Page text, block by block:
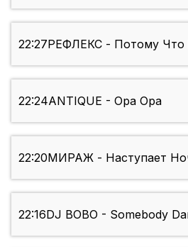
22:27РЕФЛЕКС - Потому Что
22:24ANTIQUE - Opa Opa
22:20МИРАЖ - Наступает
22:16DJ BOBO - Somebody